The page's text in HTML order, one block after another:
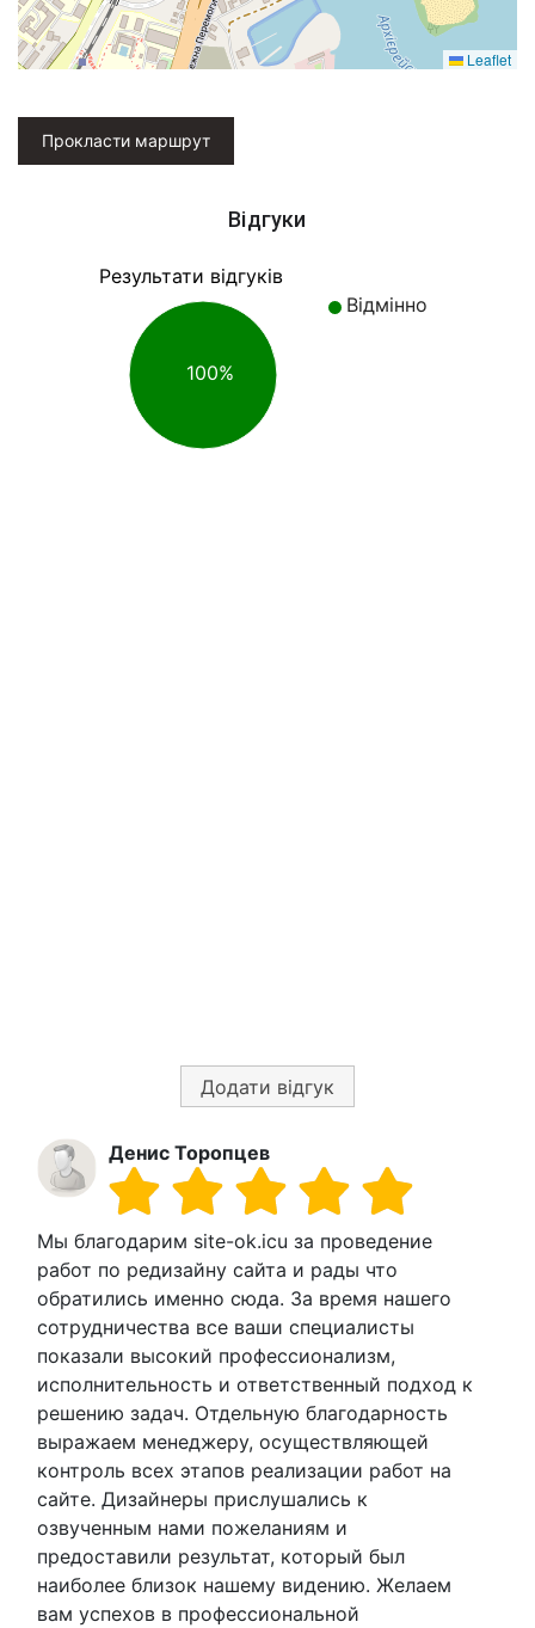
Leaflet
Прокласти маршрут
Відгуки
Результати відгуків
Відмінно
100%
Додати відгук
Денис Торопцев
Мы благодарим site-ok.icu за проведение
работ по редизайну сайта и рады что
обратились именно сюда. За время нашего
сотрудничества все ваши специалисты
показали высокий профессионализм,
исполнительность и ответственный подход к
решению задач. Отдельную благодарность
выражаем менеджеру, осуществляющей
контроль всех этапов реализации работ на
сайте. Дизайнеры прислушались к
озвученным нами пожеланиям и
предоставили результат, который был
наиболее близок нашему видению. Желаем
вам успехов в профессиональной